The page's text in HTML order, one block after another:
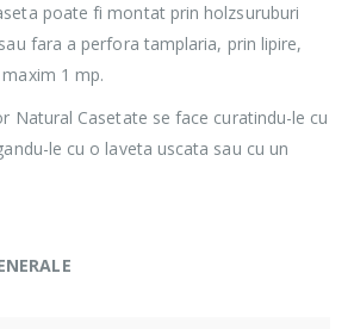
poate fi montat prin holzsuruburi
fara a perfora tamplaria, prin lipire,
1 mp.
Natural Casetate se face curatindu-le cu
le cu o laveta uscata sau cu un